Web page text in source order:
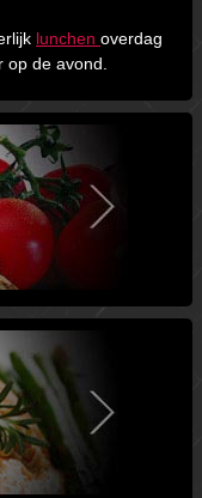
lunchen overdag
op de avond.